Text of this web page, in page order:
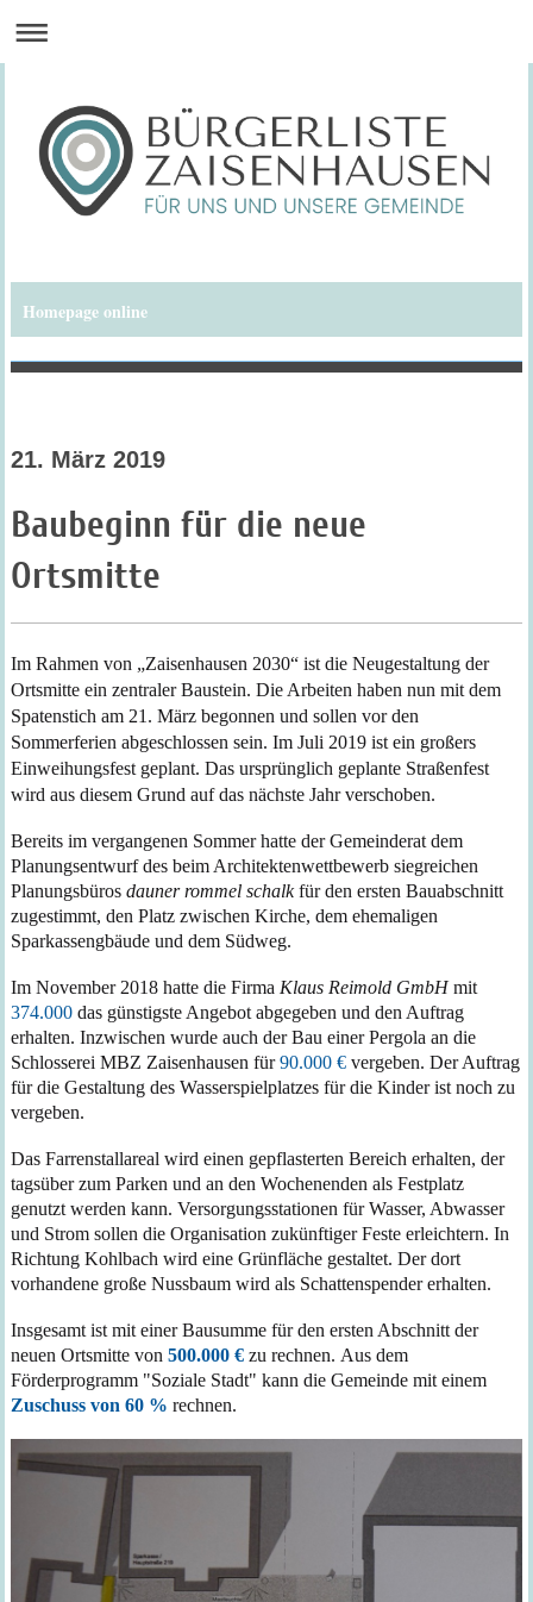
Homepage online
Bürgerliste Zaisenhausen
21. März 2019
Baubeginn für die neue
Ortsmitte
Im Rahmen von „Zaisenhausen 2030“ ist die Neugestaltung der
Ortsmitte ein zentraler Baustein. Die Arbeiten haben nun mit dem
Spatenstich am 21. März begonnen und sollen vor den
Sommerferien abgeschlossen sein. Im Juli 2019 ist ein großers
Einweihungsfest geplant. Das ursprünglich geplante Straßenfest
wird aus diesem Grund auf das nächste Jahr verschoben.
Bereits im vergangenen Sommer hatte der Gemeinderat dem
Planungsentwurf des beim Architektenwettbewerb siegreichen
Planungsbüros dauner rommel schalkfür den ersten Bauabschnitt
zugestimmt, den Platz zwischen Kirche, dem ehemaligen
Sparkassengbäude und dem Südweg.
Im November 2018 hatte die Firma Klaus Reimold GmbHmit
374.000 das günstigste Angebot abgegeben und den Auftrag
erhalten. Inzwischen wurde auch der Bau einer Pergola an die
Schlosserei MBZ Zaisenhausen für 90.000 € vergeben. Der Auftrag
für die Gestaltung des Wasserspielplatzes für die Kinder ist noch zu
vergeben.
Das Farrenstallareal wird einen gepflasterten Bereich erhalten, der
tagsüber zum Parken und an den Wochenenden als Festplatz
genutzt werden kann. Versorgungsstationen für Wasser, Abwasser
und Strom sollen die Organisation zukünftiger Feste erleichtern. In
Richtung Kohlbach wird eine Grünfläche gestaltet. Der dort
vorhandene große Nussbaum wird als Schattenspender erhalten.
Insgesamt ist mit einer Bausumme für den ersten Abschnitt der
neuen Ortsmitte von 500.000 € zu rechnen. Aus dem
Förderprogramm "Soziale Stadt" kann die Gemeinde mit einem
Zuschuss von 60 % rechnen.